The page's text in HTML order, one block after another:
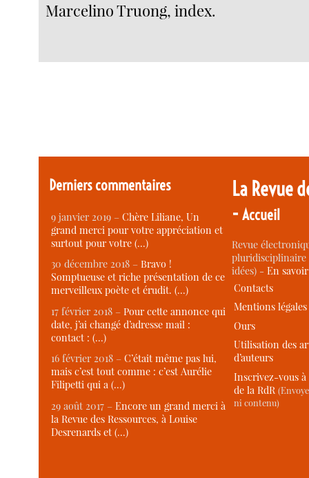
Marcelino Truong, index.
Derniers commentaires
9 janvier 2019 –Chère Liliane, Un
grand merci pour votre appréciation et
surtout pour votre (…)
30 décembre 2018 –Bravo !
Somptueuse et riche présentation de ce
merveilleux poète et érudit. (…)
17 février 2018 –Pour cette annonce qui
date, j’ai changé d’adresse mail :
contact : (…)
16 février 2018 –C’était même pas lui,
mais c’est tout comme : c’est Aurélie
Filipetti qui a (…)
29 août 2017 –Encore un grand merci à
la Revue des Ressources, à Louise
Desrenards et (…)
La Revue
-Accueil
Revue
idées) -En
Contacts
Mentions légales
Ours
Utilisation des
d’auteurs
Inscrivez-vous
de la RdR
ni contenu)